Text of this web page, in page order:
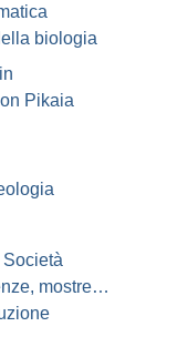
biologia
Pikaia
mostre…